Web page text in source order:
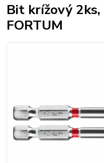
Bit krížový
FORTUM